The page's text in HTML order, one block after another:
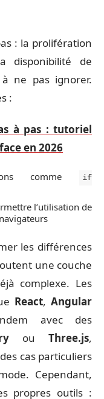
: la prolifération
disponibilité de
ne pas ignorer.
:
à pas : tutoriel
en 2026
comme
if
l’utilisation de
les différences
une couche
complexe. Les
React,Angular
avec des
ou Three.js,
cas particuliers
Cependant,
propres outils :